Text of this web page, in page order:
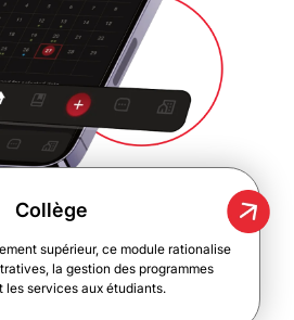
Collège
supérieur, ce module rationalise
la gestion des programmes
les services aux étudiants.